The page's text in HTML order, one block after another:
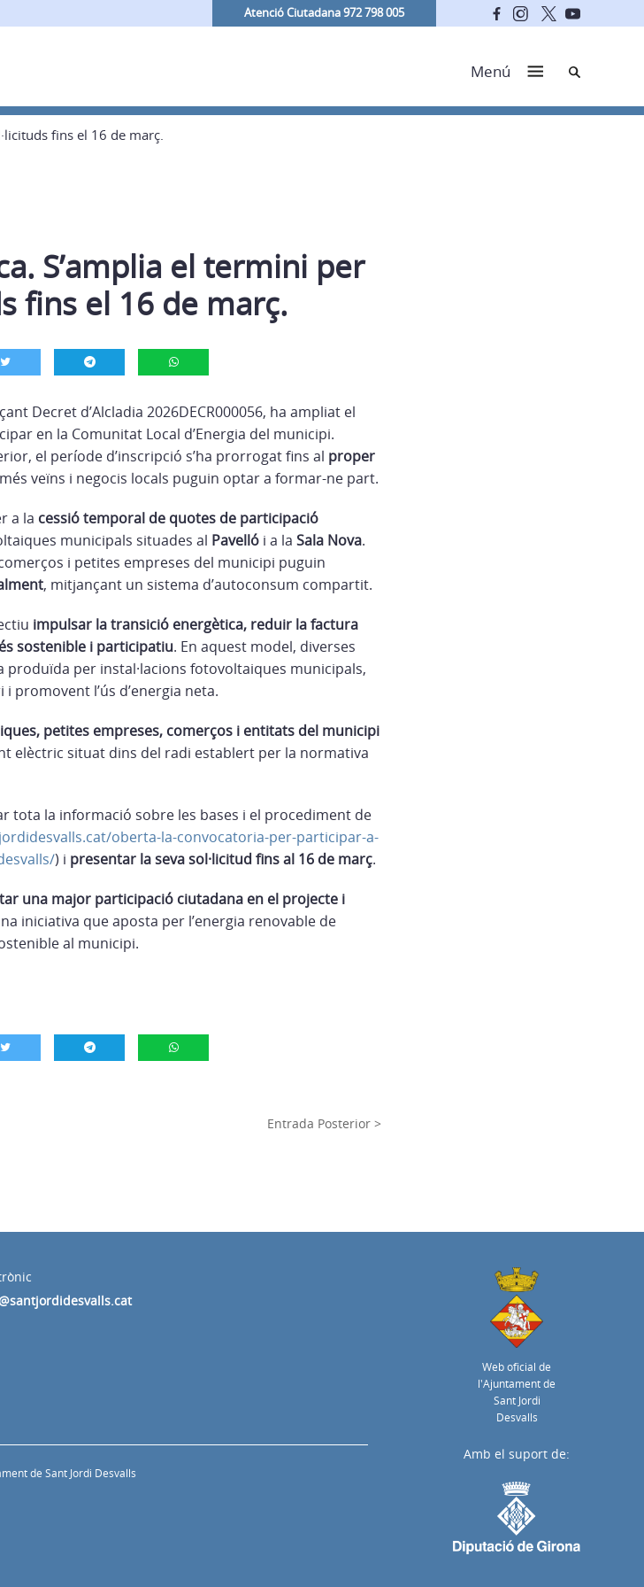
Atenció Ciutadana 972 798 005
Menú Cerca
fins el 16 de març.
S’amplia el termini per
fins el 16 de març.
Decret d’Alcladia 2026DECR000056, ha ampliat el
en la Comunitat Local d’Energia del municipi.
el període d’inscripció s’ha prorrogat fins al proper
veïns i negocis locals puguin optar a formar-ne part.
a la cessió temporal de quotes de participació
municipals situades al Pavelló i a la Sala Nova.
i petites empreses del municipi puguin
, mitjançant un sistema d’autoconsum compartit.
impulsar la transició energètica, reduir la factura
sostenible i participatiu. En aquest model, diverses
per instal·lacions fotovoltaiques municipals,
promovent l’ús d’energia neta.
petites empreses, comerços i entitats del municipi
elèctric situat dins del radi establert per la normativa
tota la informació sobre les bases i el procediment de
oberta-la-convocatoria-per-participar-a-
) i presentar la seva sol·licitud fins al 16 de març.
una major participació ciutadana en el projecte i
iniciativa que aposta per l’energia renovable de
al municipi.
Entrada Posterior >
Web oficial de
l'Ajuntament de
Sant Jordi
Desvalls
de Sant Jordi Desvalls
Amb el suport de: